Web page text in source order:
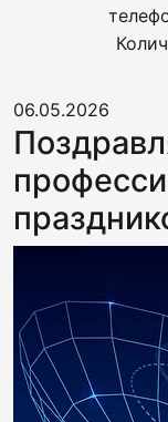
06.05.2026